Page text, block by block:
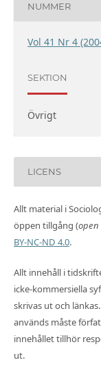
NUMMER
Vol 41 Nr 4
SEKTION
Övrigt
LICENS
Allt material i
öppen tillgång (open
BY-NC-ND 4.0.
Allt innehåll i
icke-kommersiella
skrivas ut och
används måste
innehållet tillhör
ut.